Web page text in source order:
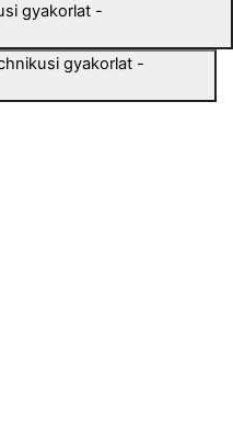
gyakorlat -
gyakorlat -